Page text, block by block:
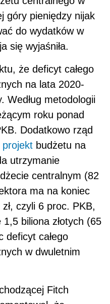
budżetu na
utrzymanie
centralnym (82
ma na koniec
czyli 6 proc. PKB,
biliona złotych (65
deficyt całego
w dwuletnim
Fitch
że
finansów
21 jest "dość
państw. W języku
negatywne
w sposób
nie wiemy